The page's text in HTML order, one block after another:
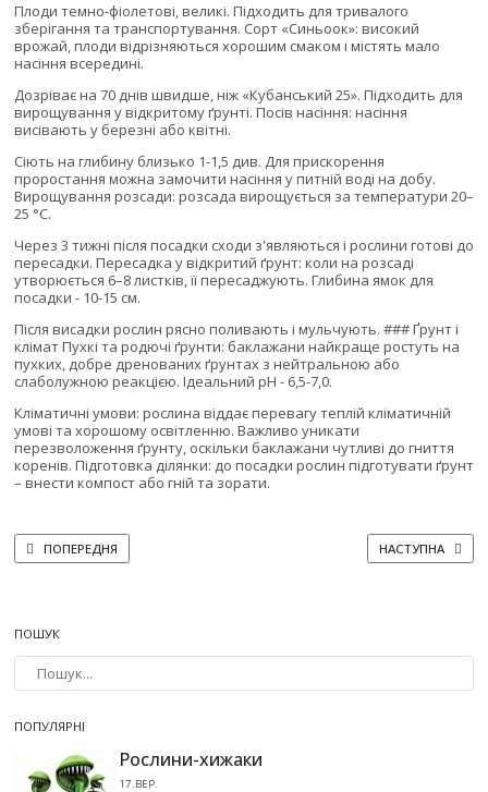
Плоди темно-фіолетові, великі. Підходить для тривалого
зберігання та транспортування. Сорт «Синьоок»: високий
врожай, плоди відрізняються хорошим смаком і містять мало
насіння всередині.
Дозріває на 70 днів швидше, ніж «Кубанський 25». Підходить для
вирощування у відкритому ґрунті. Посів насіння: насіння
висівають у березні або квітні.
Сіють на глибину близько 1-1,5 див. Для прискорення
проростання можна замочити насіння у питній воді на добу.
Вирощування розсади: розсада вирощується за температури 20–
25 °C.
Через 3 тижні після посадки сходи з'являються і рослини готові до
пересадки. Пересадка у відкритий ґрунт: коли на розсаді
утворюється 6–8 листків, її пересаджують. Глибина ямок для
посадки - 10-15 см.
Після висадки рослин рясно поливають і мульчують. ### Ґрунт і
клімат Пухкі та родючі ґрунти: баклажани найкраще ростуть на
пухких, добре дренованих ґрунтах з нейтральною або
слаболужною реакцією. Ідеальний pH - 6,5-7,0.
Кліматичні умови: рослина віддає перевагу теплій кліматичній
умові та хорошому освітленню. Важливо уникати
перезволоження ґрунту, оскільки баклажани чутливі до гниття
коренів. Підготовка ділянки: до посадки рослин підготувати ґрунт
– внести компост або гній та зорати.
ПОПЕРЕДНЯ СТАТТЯ: ЧИ МОЖНА ПОЄДНУВАТИ БАКЛАЖАНИ З КВАСОЛЕЮ
ПОПЕРЕДНЯ НАСТУПНА
НАСТУПНА
ПОШУК
ПОПУЛЯРНІ
Рослини-хижаки
17.ВЕР.